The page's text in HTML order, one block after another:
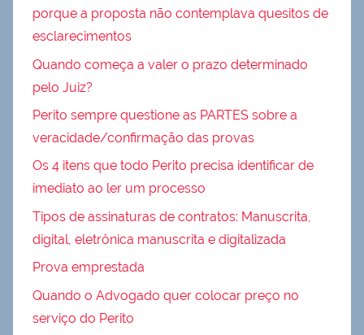
porque a proposta não contemplava quesitos de
esclarecimentos
Quando começa a valer o prazo determinado
pelo Juiz?
Perito sempre questione as PARTES sobre a
veracidade/confirmação das provas
Os 4 itens que todo Perito precisa identificar de
imediato ao ler um processo
Tipos de assinaturas de contratos: Manuscrita,
digital, eletrônica manuscrita e digitalizada
Prova emprestada
Quando o Advogado quer colocar preço no
serviço do Perito